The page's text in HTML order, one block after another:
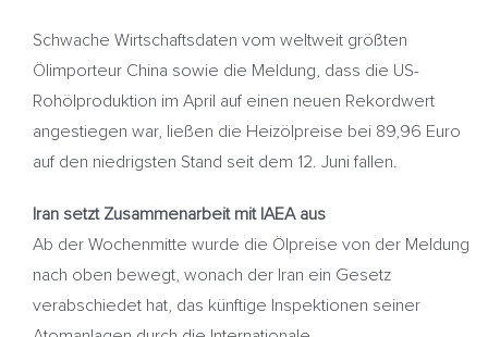
Schwache Wirtschaftsdaten vom weltweit größten
Ölimporteur China sowie die Meldung, dass die US-
Rohölproduktion im April auf einen neuen Rekordwert
angestiegen war, ließen die Heizölpreise bei 89,96 Euro
auf den niedrigsten Stand seit dem 12. Juni fallen.
Iran setzt Zusammenarbeit mit IAEA aus
Ab der Wochenmitte wurde die Ölpreise von der Meldung
nach oben bewegt, wonach der Iran ein Gesetz
verabschiedet hat, das künftige Inspektionen seiner